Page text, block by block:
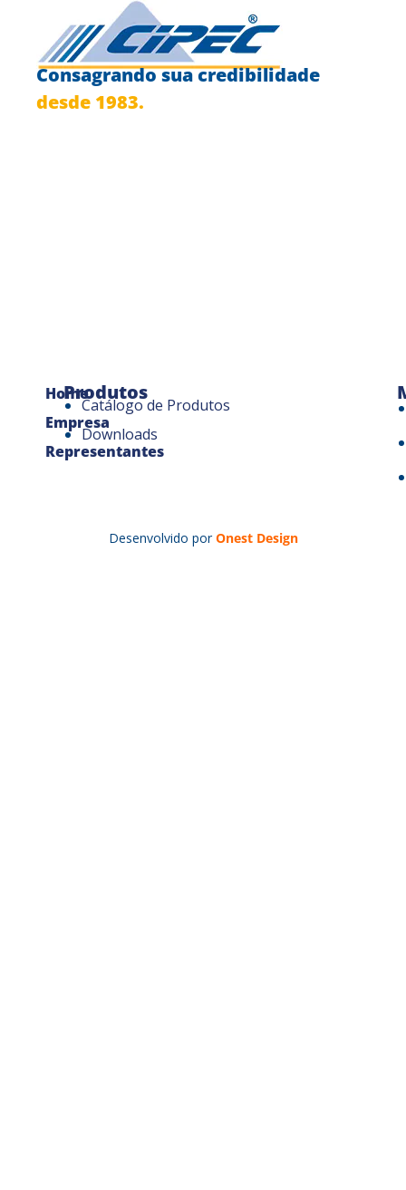
Consagrando sua credibilidade
desde 1983.
Home
Empresa
Representantes
Produtos
Catálogo de Produtos
Downloads
Desenvolvido por Onest Design